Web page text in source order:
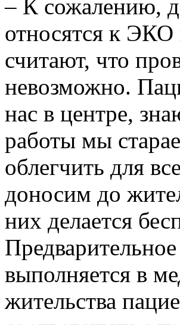
– К сожалению,
относятся к ЭКО
считают, что
невозможно.
нас в центре,
работы мы
облегчить для
доносим до
них делается
выполняется в
жительства